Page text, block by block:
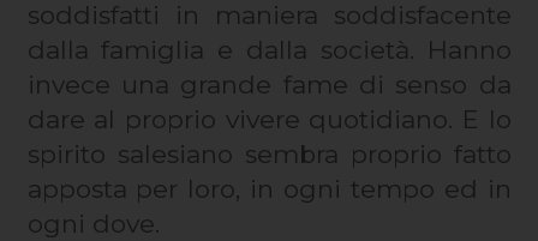
soddisfatti in maniera soddisfacente
dalla famiglia e dalla società. Hanno
invece una grande fame di senso da
dare al proprio vivere quotidiano. E lo
spirito salesiano sembra proprio fatto
apposta per loro, in ogni tempo ed in
ogni dove.